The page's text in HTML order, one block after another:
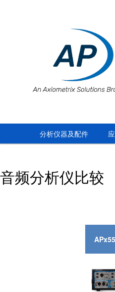
分析仪器及配件
音频分析仪比较